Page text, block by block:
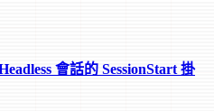
會話的 SessionStart 掛